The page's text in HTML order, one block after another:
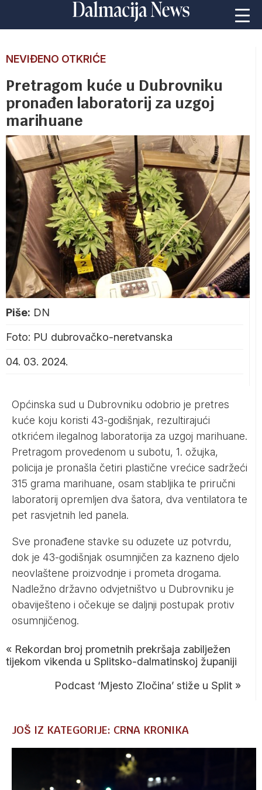
NEVIĐENO OTKRIĆE
Pretragom kuće u Dubrovniku
pronađen laboratorij za uzgoj
marihuane
Piše: DN
Foto: PU dubrovačko-neretvanska
04. 03. 2024.
Općinska sud u Dubrovniku odobrio je pretres
kuće koju koristi 43-godišnjak, rezultirajući
otkrićem ilegalnog laboratorija za uzgoj marihuane.
Pretragom provedenom u subotu, 1. ožujka,
policija je pronašla četiri plastične vrećice sadržeći
315 grama marihuane, osam stabljika te priručni
laboratorij opremljen dva šatora, dva ventilatora te
pet rasvjetnih led panela.
Sve pronađene stavke su oduzete uz potvrdu,
dok je 43-godišnjak osumnjičen za kazneno djelo
neovlaštene proizvodnje i prometa drogama.
Nadležno državno odvjetništvo u Dubrovniku je
obaviješteno i očekuje se daljnji postupak protiv
osumnjičenog.
« Rekordan broj prometnih prekršaja zabilježen
tijekom vikenda u Splitsko-dalmatinskoj županiji
Podcast ‘Mjesto Zločina’ stiže u Split »
JOŠ IZ KATEGORIJE: CRNA KRONIKA